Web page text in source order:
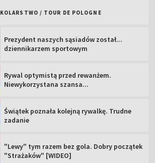
KOLARSTWO / TOUR DE POLOGNE
Prezydent naszych sąsiadów został...
dziennikarzem sportowym
Rywal optymistą przed rewanżem.
Niewykorzystana szansa...
Świątek poznała kolejną rywalkę. Trudne
zadanie
"Lewy" tym razem bez gola. Dobry początek
"Strażaków" [WIDEO]